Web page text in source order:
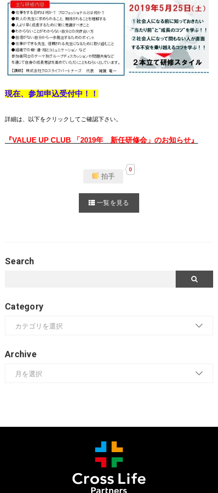
現在、参加申込受付中！！
詳細は、以下をクリックしてご確認下さい。
『VALUE UP CLUB 「2019年 新任研修会」のお知らせ』
拍手
0
一覧を見る
Search
Category
Archive